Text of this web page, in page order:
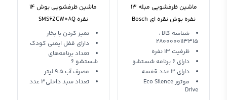
ماشین ظرفشویی مبله 13
نفره بوش نقره ای Bosch
dishwasher SMS46NI01B
شناسه کالا :
2800000113315
ظرفیت 13 نفره
دارای 6 برنامه شستشو
دارای 3 عدد قفسه
موتور Eco Silence
Drive
ماشین ظرفشویی بوش 14
نفره SMS6ZCW08Q
تمیز کردن با بخار
دارای قفل ایمنی کودک
تعداد برنامه‌های
شستشو 6
مصرف آب 9.5 لیتر
تعداد سبد داخلی3 عدد